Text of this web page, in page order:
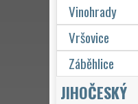
Vinohrady
Vršovice
Záběhlice
JIHOČESKÝ